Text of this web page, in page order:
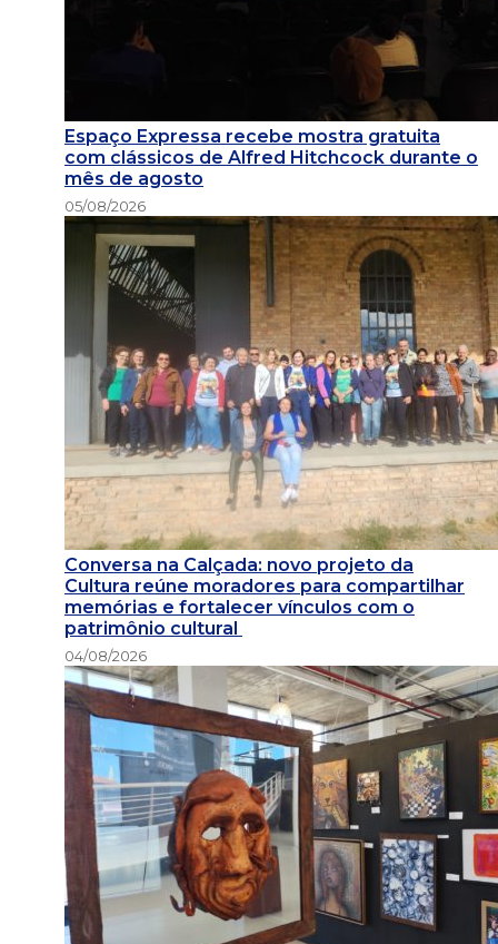
Espaço Expressa recebe mostra gratuita
com clássicos de Alfred Hitchcock durante o
mês de agosto
05/08/2026
Conversa na Calçada: novo projeto da
Cultura reúne moradores para compartilhar
memórias e fortalecer vínculos com o
patrimônio cultural
04/08/2026